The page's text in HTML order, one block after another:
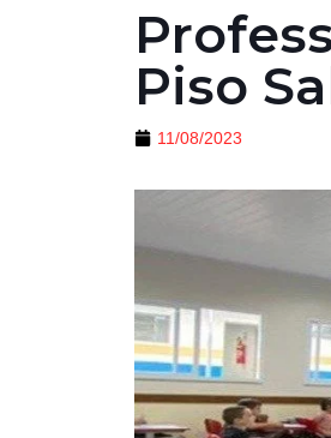
Piso
11/08/2023